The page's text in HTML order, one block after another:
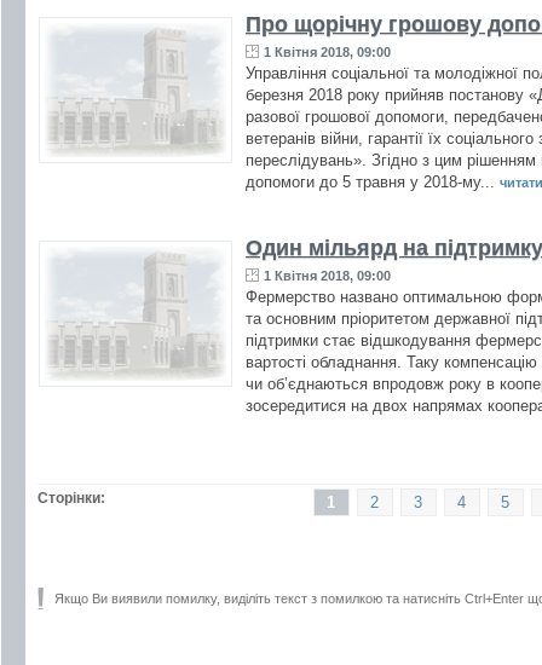
Про щорічну грошову
1 Квітня 2018, 09:00
Управління соціальної та молодіжної
березня 2018 року прийняв постанову
разової грошової допомоги,
ветеранів війни, гарантії їх
переслідувань». Згідно з цим
допомоги до 5 травня у 2018-му...
Один мільярд на
1 Квітня 2018, 09:00
Фермерство названо оптимальною
та основним пріоритетом державної
підтримки стає відшкодування
вартості обладнання. Таку
чи об’єднаються впродовж року в
зосередитися на двох напрямах
Сторінки: 5
4
3
2
1
Якщо Ви виявили помилку, виділіть текст з помилкою та натисніть Ctrl+Enter